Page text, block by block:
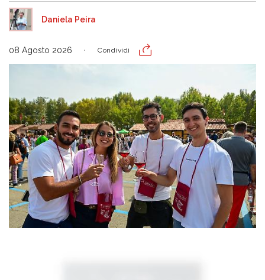
Daniela Peira
08 Agosto 2026 Condividi